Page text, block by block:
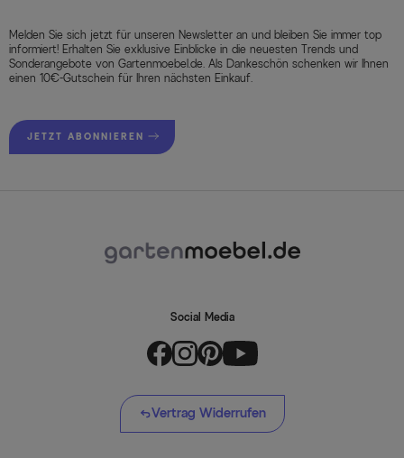
Melden Sie sich jetzt für unseren Newsletter an und bleiben Sie immer top
informiert! Erhalten Sie exklusive Einblicke in die neuesten Trends und
Sonderangebote von Gartenmoebel.de. Als Dankeschön schenken wir Ihnen
einen 10€-Gutschein für Ihren nächsten Einkauf.
JETZT ABONNIEREN
Social Media
Vertrag Widerrufen